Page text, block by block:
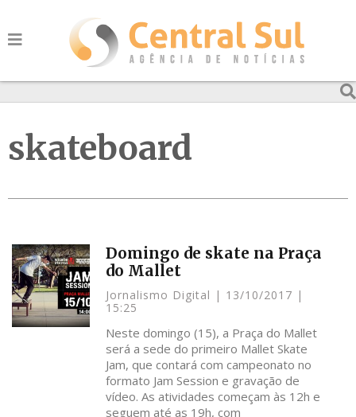
skateboard
Domingo de skate na Praça
do Mallet
Jornalismo Digital
13/10/2017
15:25
Neste domingo (15), a Praça do Mallet
será a sede do primeiro Mallet Skate
Jam, que contará com campeonato no
formato Jam Session e gravação de
vídeo. As atividades começam às 12h e
seguem até as 19h, com